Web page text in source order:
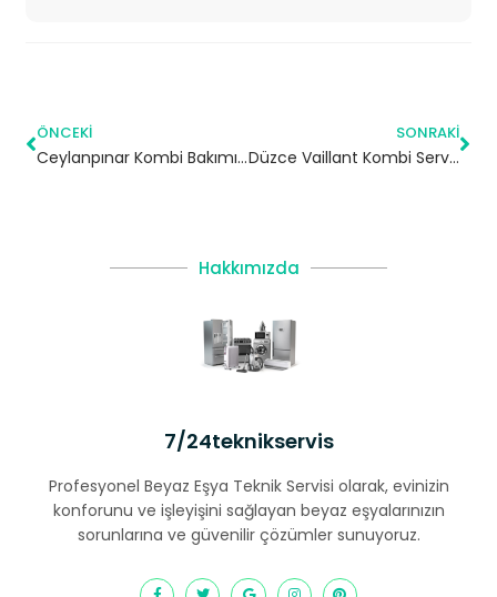
ÖNCEKI
Ceylanpınar Kombi Bakımı | Şanlıurfa
SONRAKI
Düzce Vaillant Kombi Servisi – Yetkili Teknik Servis
Hakkımızda
7/24teknikservis
Profesyonel Beyaz Eşya Teknik Servisi olarak, evinizin
konforunu ve işleyişini sağlayan beyaz eşyalarınızın
sorunlarına ve güvenilir çözümler sunuyoruz.